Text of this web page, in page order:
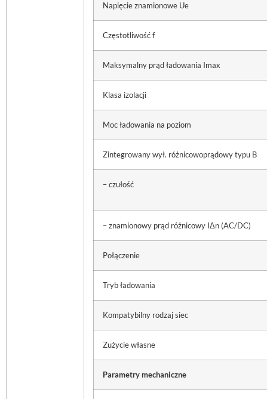
Napięcie znamionowe Ue
Częstotliwość f
Maksymalny prąd ładowania Imax
Klasa izolacji
Moc ładowania na poziom
Zintegrowany wył. różnicowoprądowy typu B
– czułość
– znamionowy prąd różnicowy IΔn (AC/DC)
Połączenie
Tryb ładowania
Kompatybilny rodzaj siec
Zużycie własne
Parametry mechaniczne